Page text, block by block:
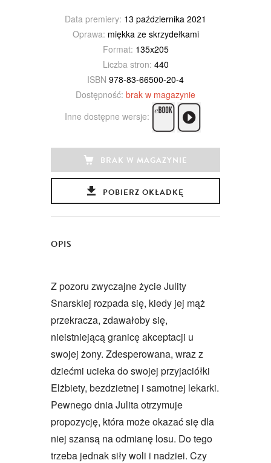
Data premiery: 13 października 2021
Oprawa: miękka ze skrzydełkami
Format: 135x205
Liczba stron: 440
ISBN 978-83-66500-20-4
Dostępność: brak w magazynie
Inne dostępne wersje:
BRAK W MAGAZYNIE
POBIERZ OKŁADKĘ
OPIS
Z pozoru zwyczajne życie Julity
Snarskiej rozpada się, kiedy jej mąż
przekracza, zdawałoby się,
nieistniejącą granicę akceptacji u
swojej żony. Zdesperowana, wraz z
dziećmi ucieka do swojej przyjaciółki
Elżbiety, bezdzietnej i samotnej lekarki.
Pewnego dnia Julita otrzymuje
propozycję, która może okazać się dla
niej szansą na odmianę losu. Do tego
trzeba jednak siły woli i nadziei. Czy